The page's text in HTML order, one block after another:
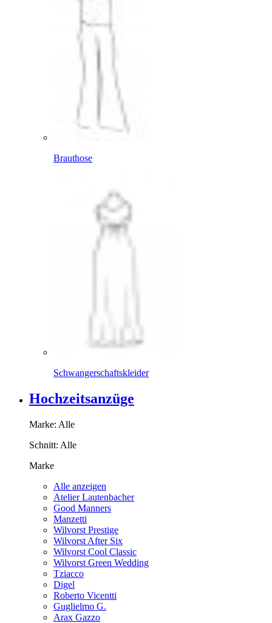
Brauthose
Schwangerschaftskleider
Hochzeitsanzüge
Marke: Alle
Schnitt: Alle
Marke
Alle anzeigen
Atelier Lautenbacher
Good Manners
Manzetti
Wilvorst Prestige
Wilvorst After Six
Wilvorst Cool Classic
Wilvorst Green Wedding
Tziacco
Digel
Roberto Vicentti
Guglielmo G.
Arax Gazzo